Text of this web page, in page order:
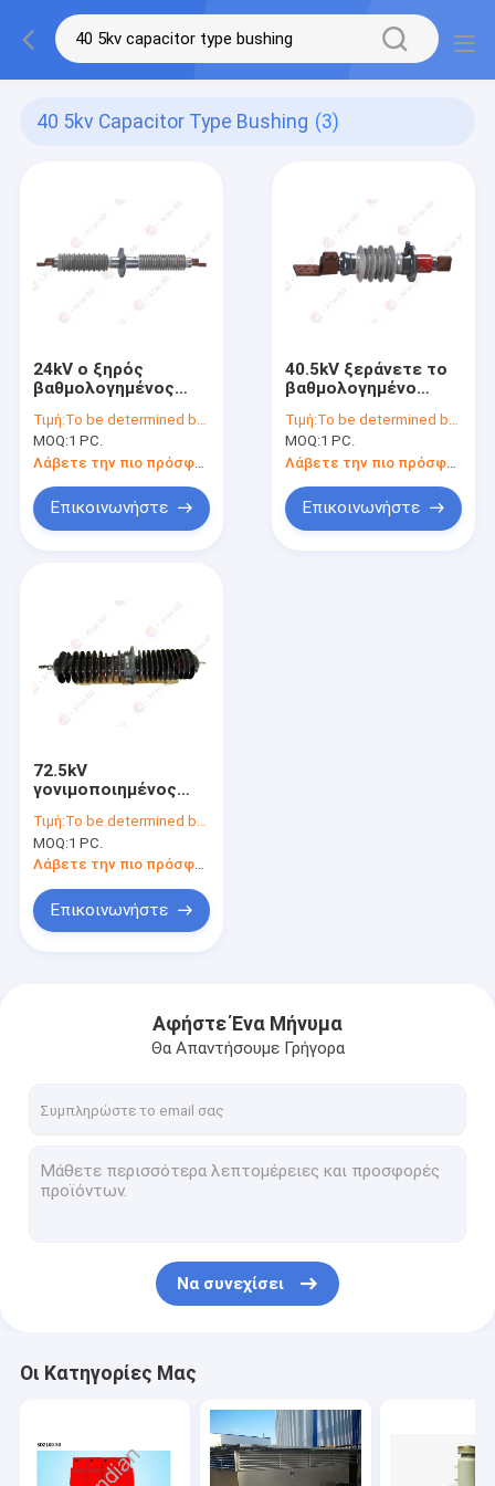
40 5kv Capacitor Type Bushing (3)
24kV ο ξηρός
βαθμολογημένος
τοίχων αποτρέπει
την απορρόφηση
υγρασίας ρήξης
Τιμή:To be determined by type and quantity.
MOQ:1 PC.
Λάβετε την πιο πρόσφατη τιμή
Επικοινωνήστε
40.5kV ξεράνετε το
βαθμολογημένο
μόνωσης για το
μετασχηματιστή
Τιμή:To be determined by type and quantity.
MOQ:1 PC.
Επικοινωνήστε
72.5kV
γονιμοποιημένος
βαθμολογημένος
ικανότητα δακτύλιος
Fiberfill
Τιμή:To be determined by type and quantity.
MOQ:1 PC.
Λάβετε την πιο πρόσφατη τιμή
Επικοινωνήστε
Αφήστε Ένα Μήνυμα
Θα Απαντήσουμε Γρήγορα
Να συνεχίσει
Οι Κατηγορίες Μας